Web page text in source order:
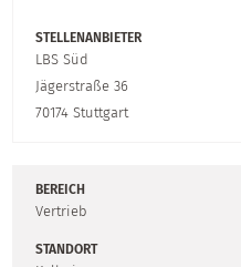
STELLENANBIETER
LBS Süd
Jägerstraße 36
70174 Stuttgart
BEREICH
Vertrieb
STANDORT